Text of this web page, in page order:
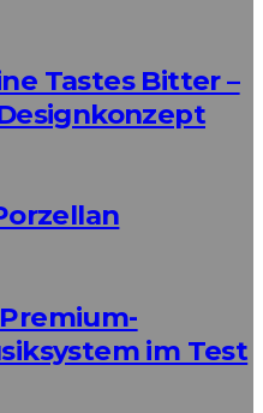
Tastes Bitter –
im Test